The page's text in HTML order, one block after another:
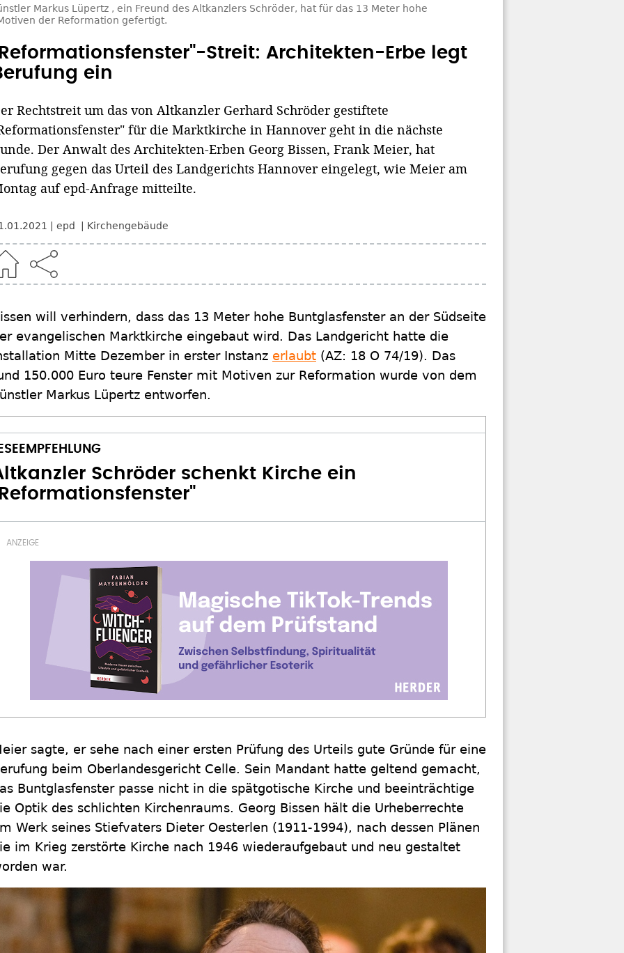
Markus Lüpertz , ein Freund des Altkanzlers Schröder, hat für das 13 Meter hohe
der Reformation gefertigt.
Streit: Architekten-Erbe legt
ein
Rechtstreit um das von Altkanzler Gerhard Schröder gestiftete
für die Marktkirche in Hannover geht in die nächste
Der Anwalt des Architekten-Erben Georg Bissen, Frank Meier, hat
gegen das Urteil des Landgerichts Hannover eingelegt, wie Meier am
auf epd-Anfrage mitteilte.
epd Kirchengebäude
will verhindern, dass das 13 Meter hohe Buntglasfenster an der Südseite
evangelischen Marktkirche eingebaut wird. Das Landgericht hatte die
Mitte Dezember in erster Instanz erlaubt (AZ: 18 O 74/19). Das
150.000 Euro teure Fenster mit Motiven zur Reformation wurde von dem
Markus Lüpertz entworfen.
Schröder schenkt Kirche ein
sagte, er sehe nach einer ersten Prüfung des Urteils gute Gründe für eine
beim Oberlandesgericht Celle. Sein Mandant hatte geltend gemacht,
Buntglasfenster passe nicht in die spätgotische Kirche und beeinträchtige
Optik des schlichten Kirchenraums. Georg Bissen hält die Urheberrechte
Werk seines Stiefvaters Dieter Oesterlen (1911-1994), nach dessen Plänen
im Krieg zerstörte Kirche nach 1946 wiederaufgebaut und neu gestaltet
war.